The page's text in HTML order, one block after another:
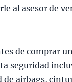
al asesor de
de comprar
seguridad
de airbags,